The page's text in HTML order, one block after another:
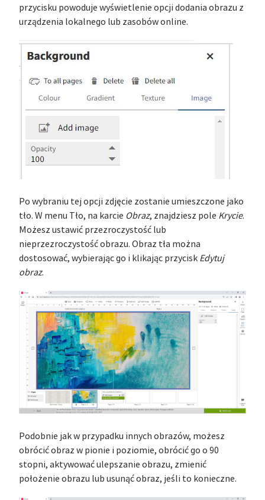
przycisku powoduje wyświetlenie opcji dodania obrazu z
urządzenia lokalnego lub zasobów online.
Po wybraniu tej opcji zdjęcie zostanie umieszczone jako
tło. W menu Tło, na karcie Obraz, znajdziesz pole Krycie.
Możesz ustawić przezroczystość lub
nieprzezroczystość obrazu. Obraz tła można
dostosować, wybierając go i klikając przycisk Edytuj
obraz.
Podobnie jak w przypadku innych obrazów, możesz
obrócić obraz w pionie i poziomie, obrócić go o 90
stopni, aktywować ulepszanie obrazu, zmienić
położenie obrazu lub usunąć obraz, jeśli to konieczne.